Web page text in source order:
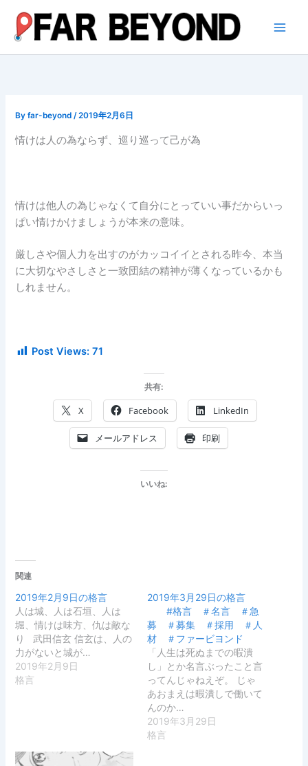
ス
Byfar-beyond/2019年2月6日
情けは人の為ならず、巡り巡って己が為
情けは他人の為じゃなくて自分にとっていい事だからいっ
ぱい情けかけましょうが本来の意味。
厳しさや個人力を出すのがカッコイイとされる昨今、本当
に大切なやさしさと一致団結の精神が薄くなっているかも
しれません。
Post Views: 71
共有:
X Facebook LinkedIn
メールアドレス 印刷
いいね:
関連
2019年2月9日の格言
人は城、人は石垣、人は
堀、情けは味方、仇は敵な
り 武田信玄 信玄は、人の
力がないと城が…
2019年2月9日
格言
2019年3月29日の格言
#格言 ＃名言 ＃急
募 ＃募集 ＃採用 ＃人
材 ＃ファービヨンド
「人生は死ぬまでの暇潰
し」とか名言ぶったこと言
ってんじゃねえぞ。 じゃ
あおまえは暇潰しで働いて
んのか…
2019年3月29日
格言